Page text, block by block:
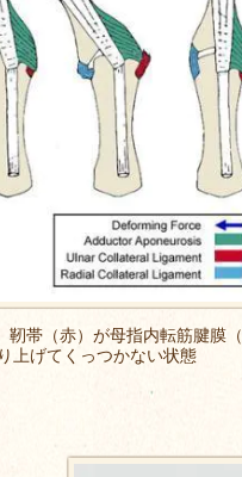
帯（赤）が母指内転筋腱膜（
上げてくっつかない状態